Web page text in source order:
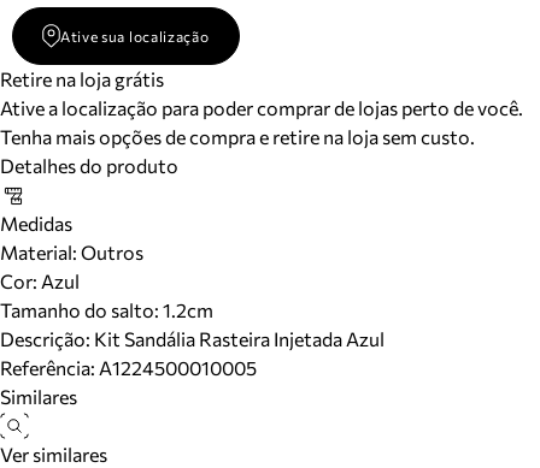
Ative sua localização
Retire na loja grátis
Ative a localização para poder comprar de lojas perto de você.
Tenha mais opções de compra e retire na loja sem custo.
Detalhes do produto
Medidas
Material: Outros
Cor: Azul
Tamanho do salto: 1.2cm
Descrição: Kit Sandália Rasteira Injetada Azul
Referência: A1224500010005
Similares
Ver similares